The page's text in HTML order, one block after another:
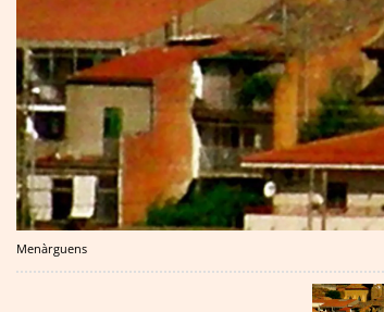
Menàrguens